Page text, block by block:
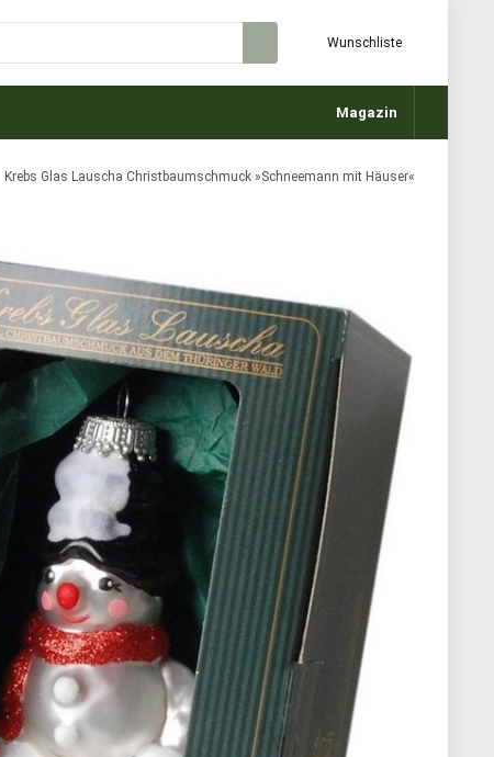
Wunschliste
Magazin
Krebs Glas Lauscha Christbaumschmuck »Schneemann mit Häuser«